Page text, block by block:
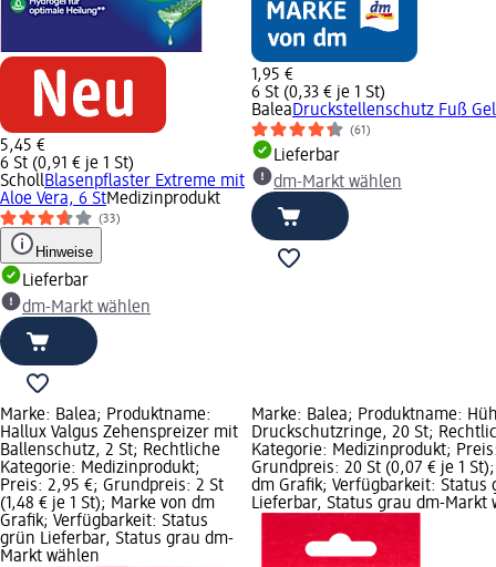
5,45 €
6 St (0,91 € je 1 St)
SchollBlasenpflaster Extreme mit
Aloe Vera, 6 StMedizinprodukt
(33)
Hinweise
Lieferbar
dm-Markt wählen
1,95 €
6 St (0,33 € je 1 St)
BaleaDruckstellenschutz Fuß
(61)
Lieferbar
dm-Markt wählen
Marke: Balea; Produktname:
Hallux Valgus Zehenspreizer mit
Ballenschutz, 2 St; Rechtliche
Kategorie: Medizinprodukt;
Preis: 2,95 €; Grundpreis: 2 St
(1,48 € je 1 St); Marke von dm
Grafik; Verfügbarkeit: Status
grün Lieferbar, Status grau dm-
Markt wählen
Marke: Balea; Produktname:
Druckschutzringe, 20 St;
Kategorie: Medizinprodukt;
Grundpreis: 20 St (0,07 € je 1
dm Grafik; Verfügbarkeit: Status
Lieferbar, Status grau dm-Markt